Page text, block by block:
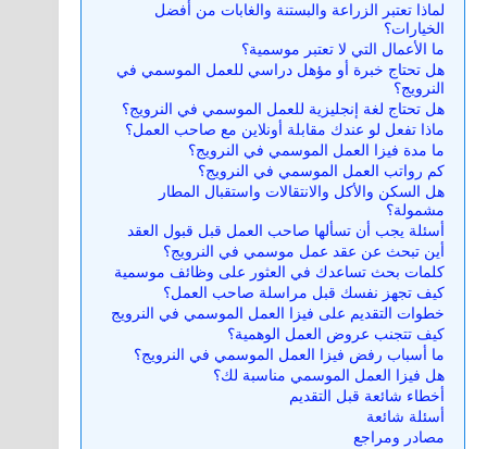
لماذا تعتبر الزراعة والبستنة والغابات من أفضل
الخيارات؟
ما الأعمال التي لا تعتبر موسمية؟
هل تحتاج خبرة أو مؤهل دراسي للعمل الموسمي في
النرويج؟
هل تحتاج لغة إنجليزية للعمل الموسمي في النرويج؟
ماذا تفعل لو عندك مقابلة أونلاين مع صاحب العمل؟
ما مدة فيزا العمل الموسمي في النرويج؟
كم رواتب العمل الموسمي في النرويج؟
هل السكن والأكل والانتقالات واستقبال المطار
مشمولة؟
أسئلة يجب أن تسألها صاحب العمل قبل قبول العقد
أين تبحث عن عقد عمل موسمي في النرويج؟
كلمات بحث تساعدك في العثور على وظائف موسمية
كيف تجهز نفسك قبل مراسلة صاحب العمل؟
خطوات التقديم على فيزا العمل الموسمي في النرويج
كيف تتجنب عروض العمل الوهمية؟
ما أسباب رفض فيزا العمل الموسمي في النرويج؟
هل فيزا العمل الموسمي مناسبة لك؟
أخطاء شائعة قبل التقديم
أسئلة شائعة
مصادر ومراجع